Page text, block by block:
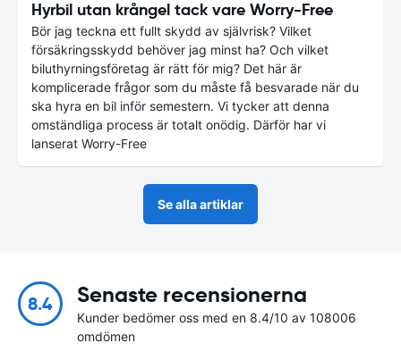
Hyrbil utan krångel tack vare Worry-Free
Bör jag teckna ett fullt skydd av självrisk? Vilket
försäkringsskydd behöver jag minst ha? Och vilket
biluthyrningsföretag är rätt för mig? Det här är
komplicerade frågor som du måste få besvarade när du
ska hyra en bil inför semestern. Vi tycker att denna
omständliga process är totalt onödig. Därför har vi
lanserat Worry-Free
Se alla artiklar
8.4 Senaste recensionerna
Kunder bedömer oss med en 8.4/10 av 108006
omdömen